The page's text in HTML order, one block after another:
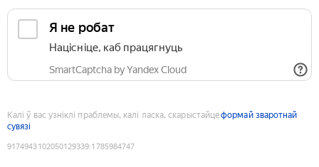
Я не робат
Націсніце, каб працягнуць
SmartCaptcha by Yandex Cloud
Калі ў вас узніклі праблемы, калі ласка, скарыстайцеформай зваротнай
сувязі
9174943102050129339:1785984747